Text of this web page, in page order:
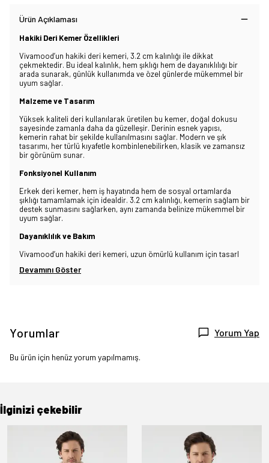
Ürün Açıklaması
Hakiki Deri Kemer Özellikleri
Vivamood’un hakiki deri kemeri, 3.2 cm kalınlığı ile dikkat
çekmektedir. Bu ideal kalınlık, hem şıklığı hem de dayanıklılığı bir
arada sunarak, günlük kullanımda ve özel günlerde mükemmel bir
uyum sağlar.
Malzeme ve Tasarım
Yüksek kaliteli deri kullanılarak üretilen bu kemer, doğal dokusu
sayesinde zamanla daha da güzelleşir. Derinin esnek yapısı,
kemerin rahat bir şekilde kullanılmasını sağlar. Modern ve şık
tasarımı, her türlü kıyafetle kombinlenebilirken, klasik ve zamansız
bir görünüm sunar.
Fonksiyonel Kullanım
Erkek deri kemer, hem iş hayatında hem de sosyal ortamlarda
şıklığı tamamlamak için idealdir. 3.2 cm kalınlığı, kemerin sağlam bir
destek sunmasını sağlarken, aynı zamanda belinize mükemmel bir
uyum sağlar.
Dayanıklılık ve Bakım
Vivamood’un hakiki deri kemeri, uzun ömürlü kullanım için tasarl
Devamını Göster
Yorumlar Yorum Yap
Bu ürün için henüz yorum yapılmamış.
İlginizi çekebilir